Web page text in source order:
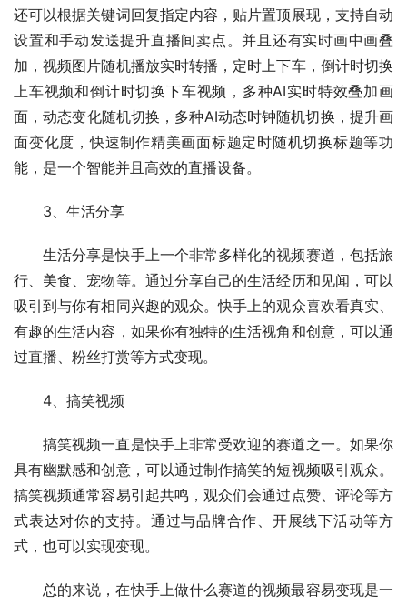
还可以根据关键词回复指定内容，贴片置顶展现，支持自动
设置和手动发送提升直播间卖点。并且还有实时画中画叠
加，视频图片随机播放实时转播，定时上下车，倒计时切换
上车视频和倒计时切换下车视频，多种AI实时特效叠加画
面，动态变化随机切换，多种AI动态时钟随机切换，提升画
面变化度，快速制作精美画面标题定时随机切换标题等功
能，是一个智能并且高效的直播设备。
3、生活分享
生活分享是快手上一个非常多样化的视频赛道，包括旅
行、美食、宠物等。通过分享自己的生活经历和见闻，可以
吸引到与你有相同兴趣的观众。快手上的观众喜欢看真实、
有趣的生活内容，如果你有独特的生活视角和创意，可以通
过直播、粉丝打赏等方式变现。
4、搞笑视频
搞笑视频一直是快手上非常受欢迎的赛道之一。如果你
具有幽默感和创意，可以通过制作搞笑的短视频吸引观众。
搞笑视频通常容易引起共鸣，观众们会通过点赞、评论等方
式表达对你的支持。通过与品牌合作、开展线下活动等方
式，也可以实现变现。
总的来说，在快手上做什么赛道的视频最容易变现是一